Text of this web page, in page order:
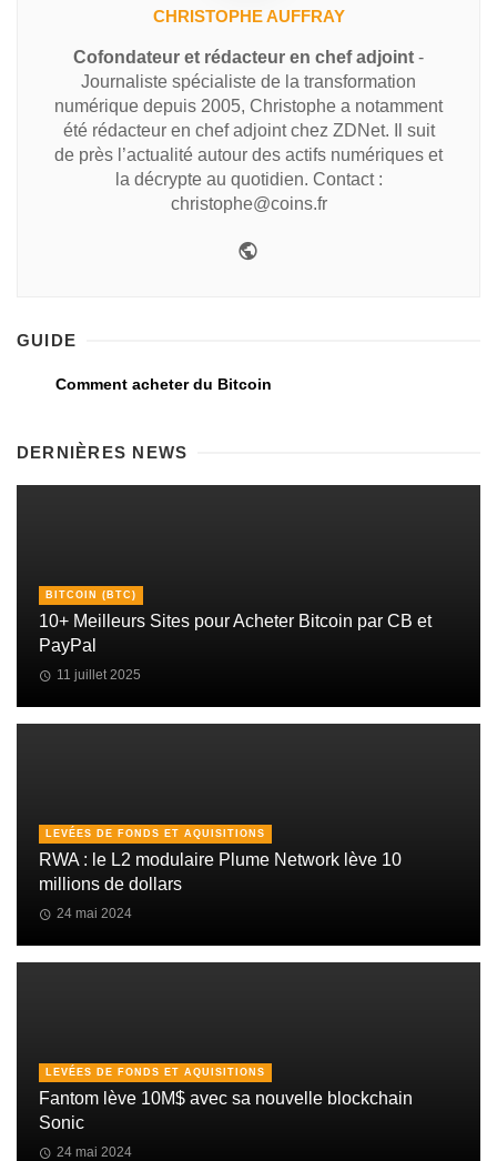
CHRISTOPHE AUFFRAY
Cofondateur et rédacteur en chef adjoint -
Journaliste spécialiste de la transformation
numérique depuis 2005, Christophe a notamment
été rédacteur en chef adjoint chez ZDNet. Il suit
de près l’actualité autour des actifs numériques et
la décrypte au quotidien. Contact :
christophe@coins.fr
GUIDE
Comment acheter du Bitcoin
DERNIÈRES NEWS
BITCOIN (BTC)
10+ Meilleurs Sites pour Acheter Bitcoin par CB et
PayPal
11 juillet 2025
LEVÉES DE FONDS ET AQUISITIONS
RWA : le L2 modulaire Plume Network lève 10
millions de dollars
24 mai 2024
LEVÉES DE FONDS ET AQUISITIONS
Fantom lève 10M$ avec sa nouvelle blockchain
Sonic
24 mai 2024